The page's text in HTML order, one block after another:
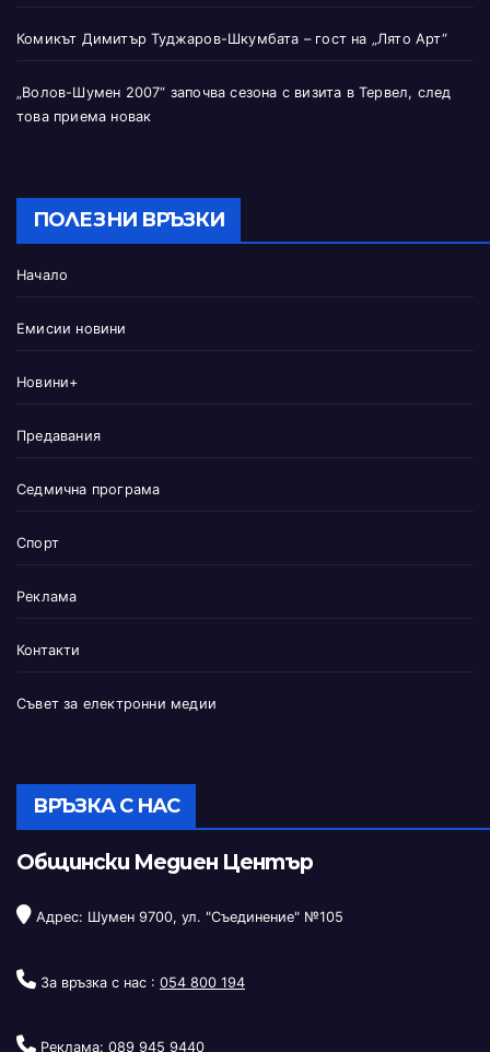
Комикът Димитър Туджаров-Шкумбата – гост на „Лято Арт“
„Волов-Шумен 2007“ започва сезона с визита в Тервел, след
това приема новак
ПОЛЕЗНИ ВРЪЗКИ
Начало
Емисии новини
Новини+
Предавания
Седмична програма
Спорт
Реклама
Контакти
Съвет за електронни медии
ВРЪЗКА С НАС
Общински Медиен Център
Адрес: Шумен 9700, ул. "Съединение" №105
За връзка с нас : 054 800 194
Реклама: 089 945 9440